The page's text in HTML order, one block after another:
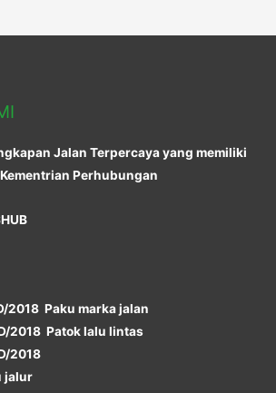
Jalan Terpercaya yang memiliki
Perhubungan
2018 Paku marka jalan
2018 Patok lalu lintas
2018
jalur